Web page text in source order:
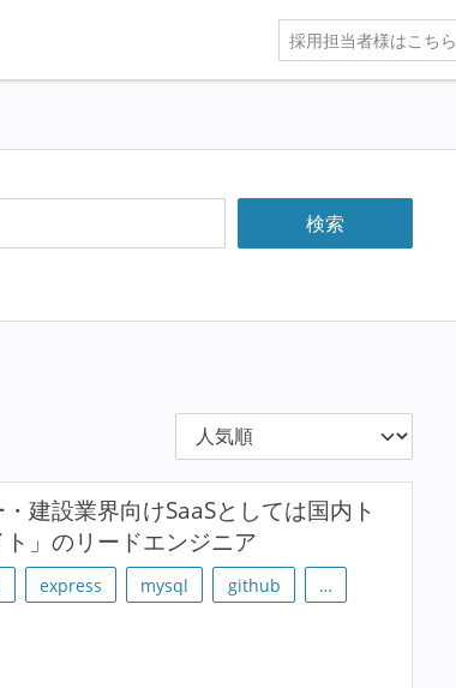
採用担当者様はこちら
建設業界向けSaaSとしては国内ト
」のリードエンジニア
express mysql github …